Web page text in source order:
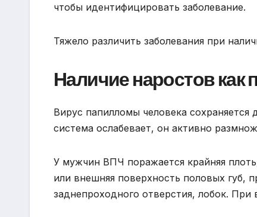
чтобы идентифицировать заболевание.
Тяжело различить заболевания при
Наличие наростов
Вирус папилломы человека
система ослабевает, он активно
У мужчин ВПЧ поражается крайняя
или внешняя поверхность половых губ,
заднепроходного отверстия, лобок.